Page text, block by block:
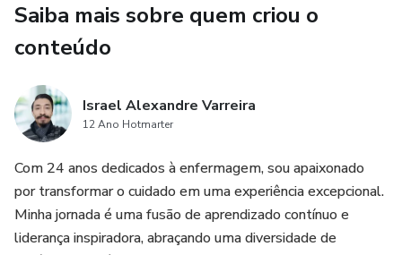
Métodos simples para criar conexão emocional com seus
clientes.
Módulo 4: Produto Certo
Desenvolvimento de um produto ou serviço alinhado às
Saiba mais sobre quem criou o
conteúdo
Israel Alexandre Varreira
12 Ano Hotmarter
Com 24 anos dedicados à enfermagem, sou apaixonado
por transformar o cuidado em uma experiência excepcional.
Minha jornada é uma fusão de aprendizado contínuo e
liderança inspiradora, abraçando uma diversidade de